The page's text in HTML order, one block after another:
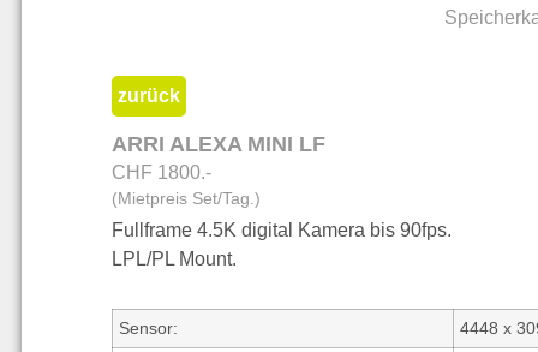
zurück
ARRI ALEXA MINI LF
CHF 1800.-
(Mietpreis Set/Tag.)
Fullframe 4.5K digital Kamera bis 90fps.
LPL/PL Mount.
Sensor:
4448 x